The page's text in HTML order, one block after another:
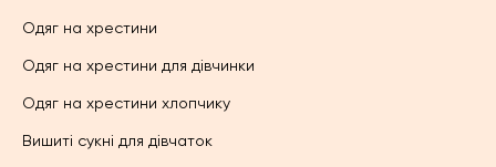
Одяг на хрестини
Одяг на хрестини для дівчинки
Одяг на хрестини хлопчику
Вишиті сукні для дівчаток